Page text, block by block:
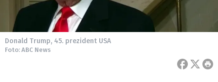
Donald Trump, 45. prezident USA
Foto: ABC News